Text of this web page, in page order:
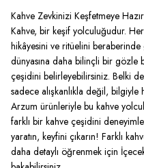
Kahve Zevkinizi Keşfetmeye Hazır
Kahve, bir keşif yolculuğudur.
hikâyesini ve ritüelini beraberinde
dünyasına daha bilinçli bir gözle
çeşidini belirleyebilirsiniz. Belki
sadece alışkanlıkla değil, bilgiyle
Arzum ürünleriyle bu kahve
farklı bir kahve çeşidini
yaratın, keyfini çıkarın! Farklı
daha detaylı öğrenmek için